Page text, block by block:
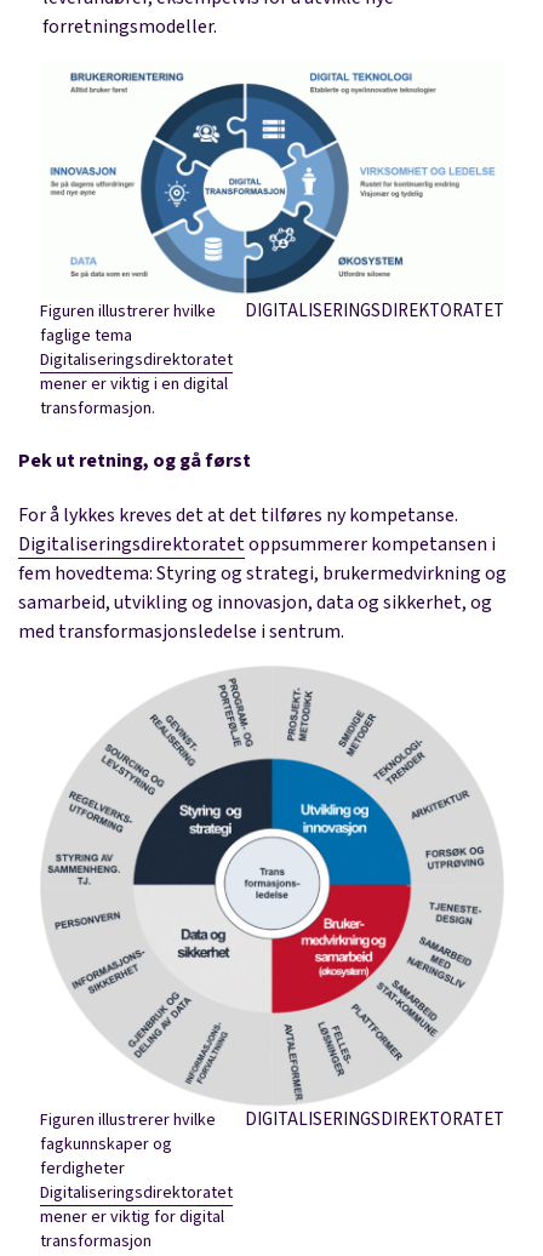
forretningsmodeller.
Figuren illustrerer hvilke
faglige tema
Digitaliseringsdirektoratet
mener er viktig i en digital
transformasjon.
DIGITALISERINGSDIREKTORATET
Pek ut retning, og gå først
For å lykkes kreves det at det tilføres ny kompetanse.
Digitaliseringsdirektoratetoppsummerer kompetansen i
fem hovedtema: Styring og strategi, brukermedvirkning og
samarbeid, utvikling og innovasjon, data og sikkerhet, og
med transformasjonsledelse i sentrum.
Figuren illustrerer hvilke
fagkunnskaper og
ferdigheter
Digitaliseringsdirektoratet
mener er viktig for digital
transformasjon
DIGITALISERINGSDIREKTORATET